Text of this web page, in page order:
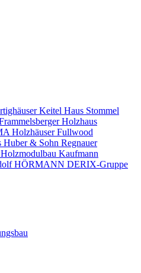
Keitel Haus Stommel
Holzhaus
HolzhäuserFullwood
Huber & Sohn Regnauer
Kaufmann
HÖRMANN DERIX-Gruppe